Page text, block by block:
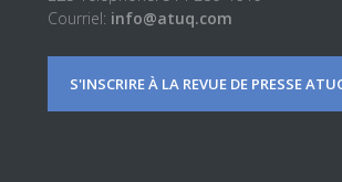
Courriel: info@atuq.com
S'INSCRIRE À LA REVUE DE PRESSE